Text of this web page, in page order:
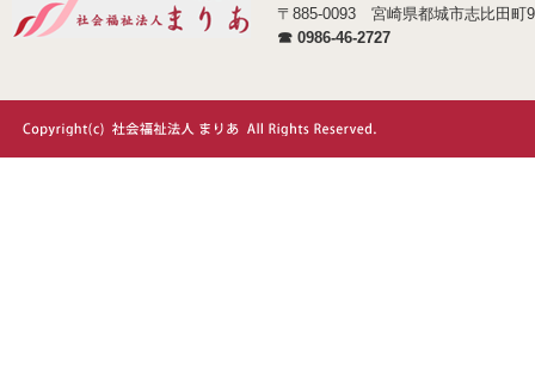
〒885-0093 宮崎県都城市志比田町
☎ 0986-46-2727